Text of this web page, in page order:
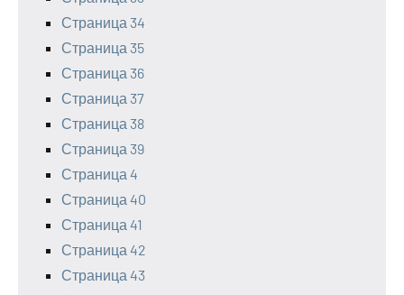
Страница 34
Страница 35
Страница 36
Страница 37
Страница 38
Страница 39
Страница 4
Страница 40
Страница 41
Страница 42
Страница 43